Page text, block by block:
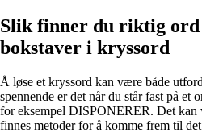
Slik finner du riktig
bokstaver i kryssord
Å løse et kryssord kan være både
spennende er det når du står fast på et
for eksempel DISPONERER. Det kan
finnes metoder for å komme frem til